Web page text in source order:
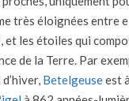
très éloignées entre
et les étoiles qui
de la Terre. Par
Betelgeuseest